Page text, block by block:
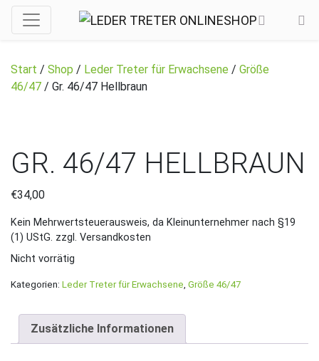
Start / Shop / Leder Treter für Erwachsene / Größe
46/47 / Gr. 46/47 Hellbraun
GR. 46/47 HELLBRAUN
€34,00
Kein Mehrwertsteuerausweis, da Kleinunternehmer nach §19
(1) UStG. zzgl. Versandkosten
Nicht vorrätig
Kategorien: Leder Treter für Erwachsene, Größe 46/47
Zusätzliche Informationen